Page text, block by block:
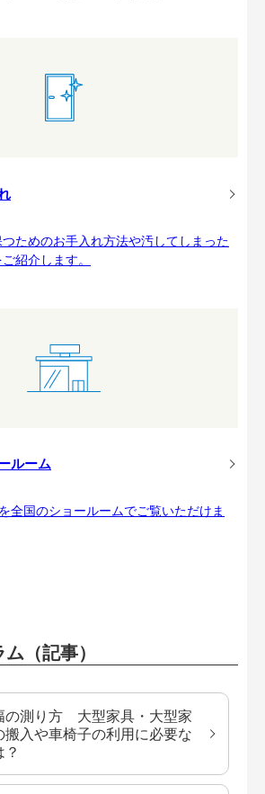
ためのお手入れ方法や汚してしまった
紹介します。
ルーム
全国のショールームでご覧いただけま
（記事）
の測り方 大型家具・大型家
搬入や車椅子の利用に必要な